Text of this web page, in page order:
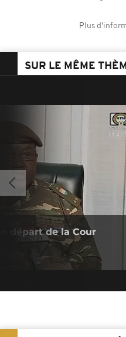
Plus
SUR LE MÊME
départ de la Cour